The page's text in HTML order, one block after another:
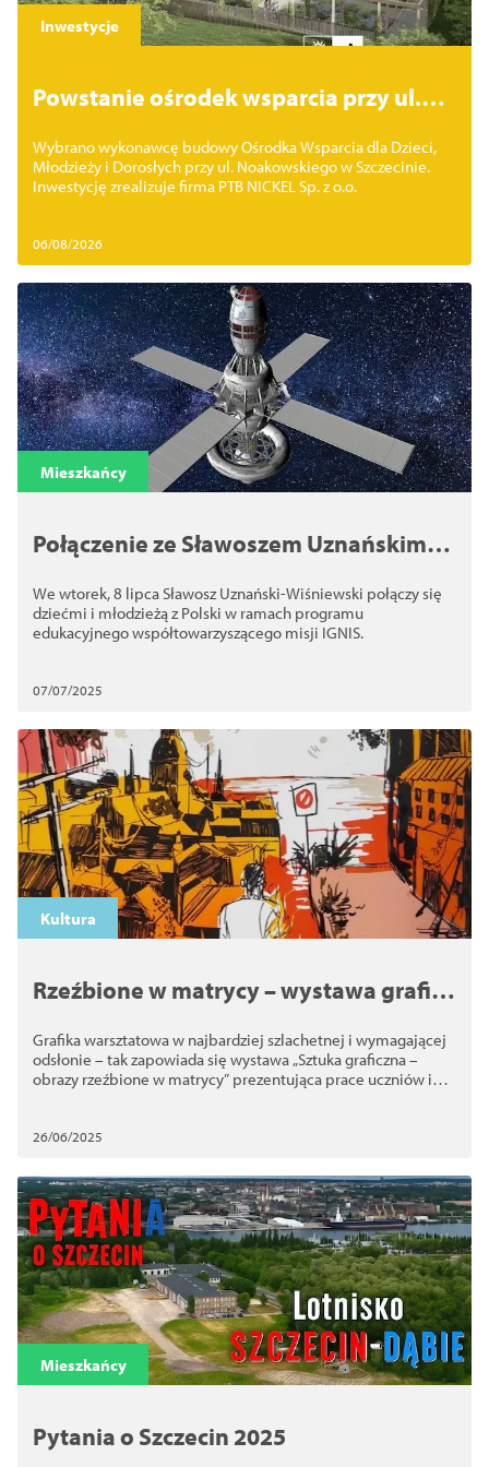
Zamknij
Inwestycje
Powstanie ośrodek wsparcia przy ul.
inwestycji
Wybrano wykonawcę budowy Ośrodka Wsparcia dla Dzieci,
Młodzieży i Dorosłych przy ul. Noakowskiego w Szczecinie.
Inwestycję zrealizuje firma PTB NICKEL Sp. z o.o.
06/08/2026
Mieszkańcy
Połączenie ze Sławoszem Uznańskim-
We wtorek, 8 lipca Sławosz Uznański-Wiśniewski połączy się
dziećmi i młodzieżą z Polski w ramach programu
edukacyjnego współtowarzyszącego misji IGNIS.
07/07/2025
Kultura
Rzeźbione w matrycy – wystawa grafik
Grafika warsztatowa w najbardziej szlachetnej i wymagającej
odsłonie – tak zapowiada się wystawa „Sztuka graficzna –
obrazy rzeźbione w matrycy” prezentująca prace uczniów i
26/06/2025
Mieszkańcy
Pytania o Szczecin 2025